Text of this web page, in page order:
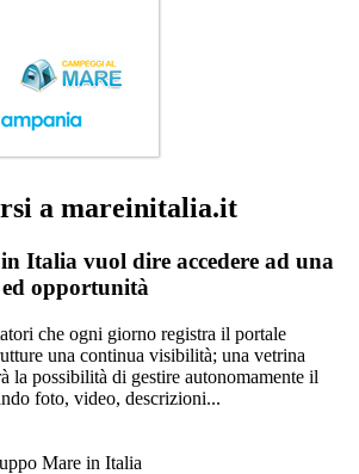
a mareinitalia.it
Italia vuol dire accedere ad una
opportunità
che ogni giorno registra il portale
una continua visibilità; una vetrina
la possibilità di gestire autonomamente il
foto, video, descrizioni...
Mare in Italia